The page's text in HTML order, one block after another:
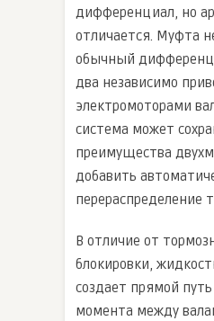
дифференциал, но
отличается. Муфта
обычный
два независимо
электромоторами
система может
преимущества
добавить
перераспределение
В отличие от
блокировки,
создает прямой
момента между